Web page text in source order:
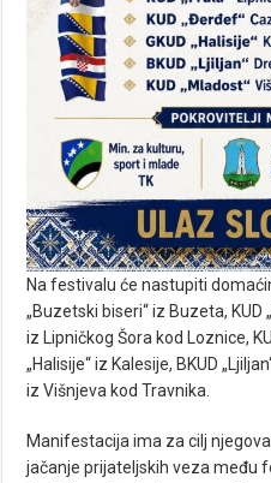
Na festivalu će nastupiti
„Buzetski biseri“ iz Buzeta, KUD
iz Lipničkog Šora kod Loznice,
„Halisije“ iz Kalesije, BKUD
iz Višnjeva kod Travnika.
Manifestacija ima za cilj
jačanje prijateljskih veza među